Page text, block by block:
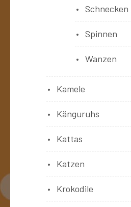
Schnecken
Spinnen
Wanzen
Kamele
Känguruhs
Kattas
Katzen
Krokodile